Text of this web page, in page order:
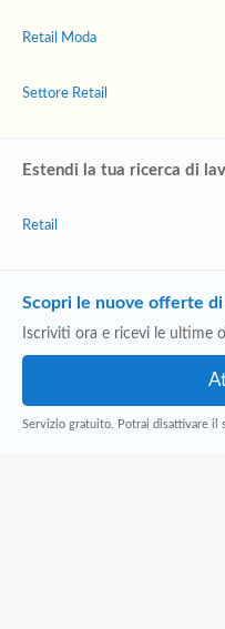
Retail Moda
Settore Retail
Estendi la tua ricerca di
Retail
Scopri le nuove offerte
Iscriviti ora e ricevi le ultime
Servizio gratuito. Potrai disattivare il